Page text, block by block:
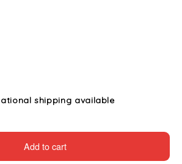
shipping available
Add to cart